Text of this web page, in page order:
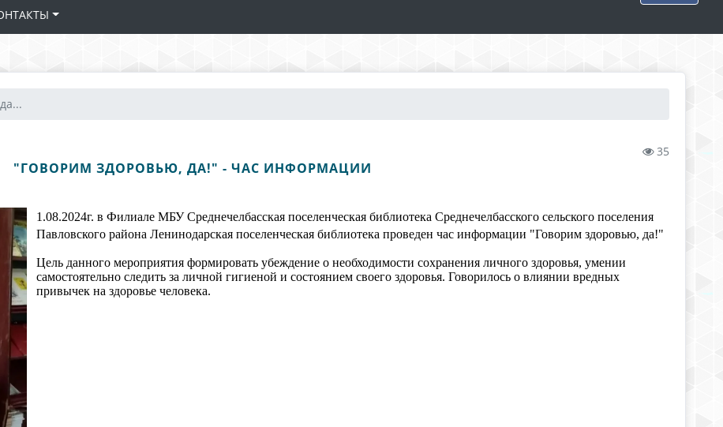
35
"ГОВОРИМ ЗДОРОВЬЮ, ДА!" - ЧАС ИНФОРМАЦИИ
1.08.2024г. в Филиале МБУ Среднечелбасская поселенческая библиотека Среднечелбасского сельского поселения
Павловского района Ленинодарская поселенческая библиотека проведен час информации "Говорим здоровью, да!"
Цель данного мероприятия формировать убеждение о необходимости сохранения личного здоровья, умении
самостоятельно следить за личной гигиеной и состоянием своего здоровья. Говорилось о влиянии вредных
привычек на здоровье человека.